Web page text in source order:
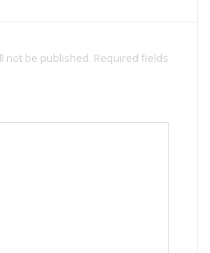
not be published. Required fields